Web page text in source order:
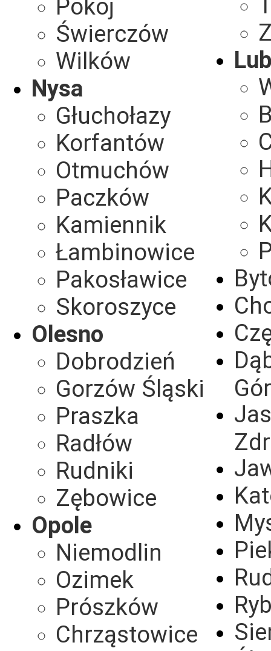
Pokój
Świerczów
Wilków
Nysa
Głuchołazy
Korfantów
Otmuchów
Paczków
Kamiennik
Łambinowice
Pakosławice
Skoroszyce
Olesno
Dobrodzień
Gorzów Śląski
Praszka
Radłów
Rudniki
Zębowice
Opole
Niemodlin
Ozimek
Prószków
Chrząstowice